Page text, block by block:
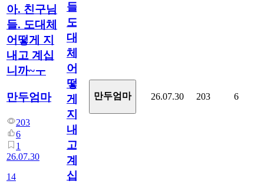
아. 친구님
들. 도대체
어떻게 지
내고 계십
니까~ㅜ
만두엄마
203
6
1
26.07.30
14
들.
도
대
체
어
떻
게
지
내
고
계
십
만두엄마 26.07.30 203 6